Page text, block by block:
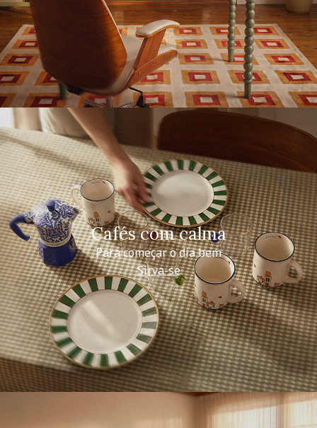
Cafés com calma
Para começar o dia bem
Sirva-se